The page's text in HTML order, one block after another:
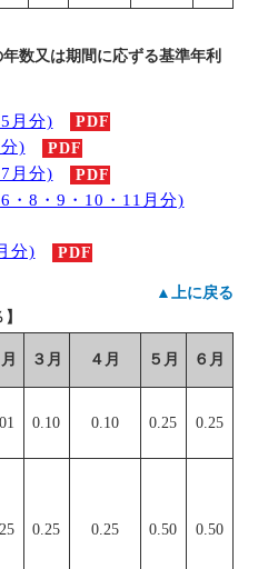
数又は期間に応ずる基準年利
月分) PDF
) PDF
月分) PDF
・8・9・10・11月分)
分) PDF
▲上に戻る
３月 ４月 ５月 ６月
0.10 0.10 0.25
0.25
0.25 0.25 0.50 0.50